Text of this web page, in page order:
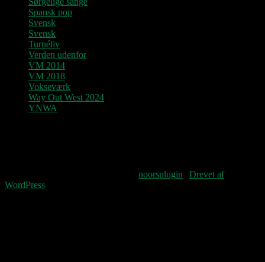
Spansk pop
Svensk
Svensk
Turnéliv
Verden udenfor
VM 2014
VM 2018
Vokseværk
Way Out West 2024
YNWA
noorsplugin
Drevet af
WordPress